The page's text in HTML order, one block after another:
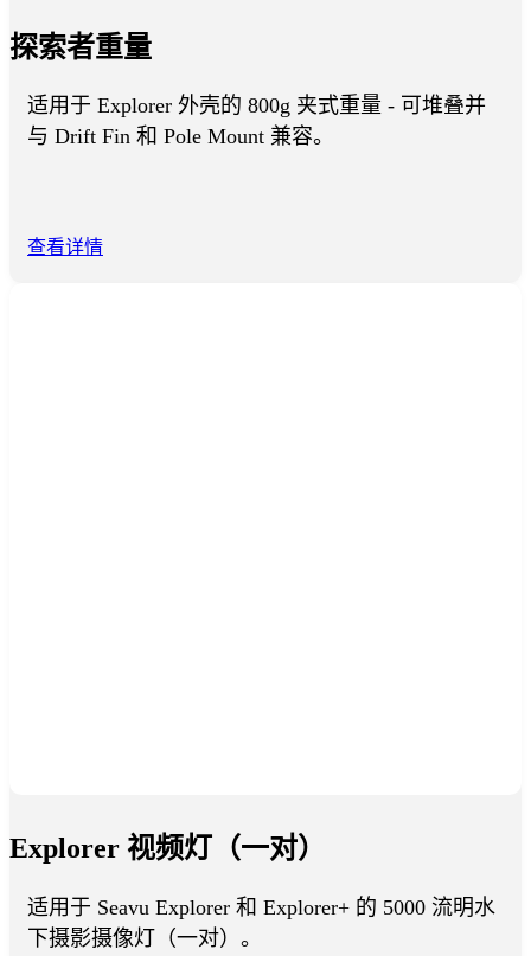
探索者重量
适用于 Explorer 外壳的 800g 夹式重量 - 可堆叠并
与 Drift Fin 和 Pole Mount 兼容。
查看详情
Explorer 视频灯（一对）
适用于 Seavu Explorer 和 Explorer+ 的 5000 流明水
下摄影摄像灯（一对）。